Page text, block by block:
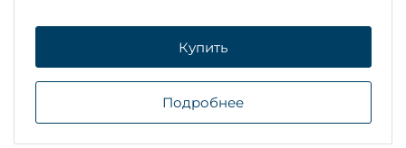
Купить
Подробнее